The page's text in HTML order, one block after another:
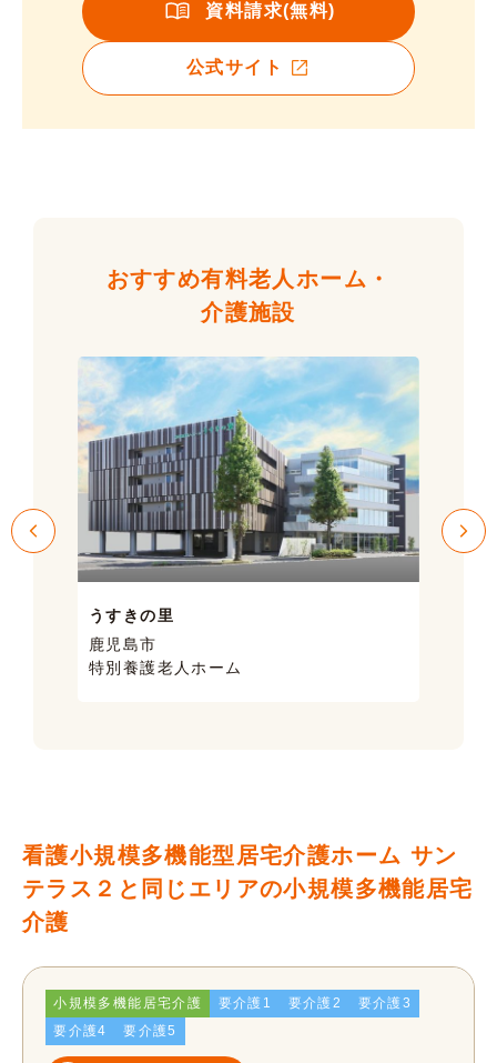
資料請求(無料)
公式サイト
おすすめ有料老人ホーム・
介護施設
うすきの里
鹿児島市
特別養護老人ホーム
看護小規模多機能型居宅介護ホーム サン
テラス２と同じエリアの小規模多機能居宅
介護
小規模多機能居宅介護 要介護1 要介護2
要介護3
要介護4
要介護5